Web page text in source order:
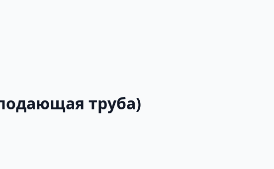
труба)